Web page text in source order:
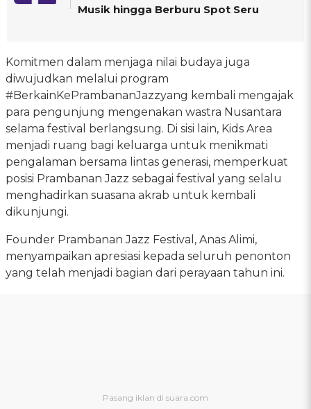
Musik hingga Berburu Spot Seru
Komitmen dalam menjaga nilai budaya juga
diwujudkan melalui program
#BerkainKePrambananJazzyang kembali mengajak
para pengunjung mengenakan wastra Nusantara
selama festival berlangsung. Di sisi lain, Kids Area
menjadi ruang bagi keluarga untuk menikmati
pengalaman bersama lintas generasi, memperkuat
posisi Prambanan Jazz sebagai festival yang selalu
menghadirkan suasana akrab untuk kembali
dikunjungi.
Founder Prambanan Jazz Festival, Anas Alimi,
menyampaikan apresiasi kepada seluruh penonton
yang telah menjadi bagian dari perayaan tahun ini.